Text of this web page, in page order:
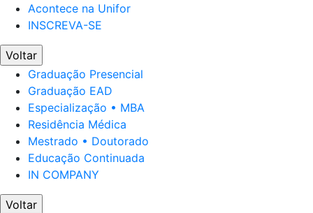
Acontece na Unifor
INSCREVA-SE
Voltar
Graduação Presencial
Graduação EAD
Especialização • MBA
Residência Médica
Mestrado • Doutorado
Educação Continuada
IN COMPANY
Voltar